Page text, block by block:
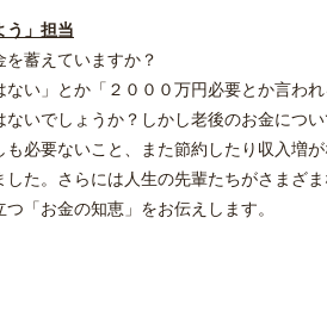
う」担当
蓄えていますか？
ない」とか「２０００万円必要とか言わ
いでしょうか？しかし老後のお金につ
必要ないこと、また節約したり収入増
た。さらには人生の先輩たちがさまざ
「お金の知恵」をお伝えします。